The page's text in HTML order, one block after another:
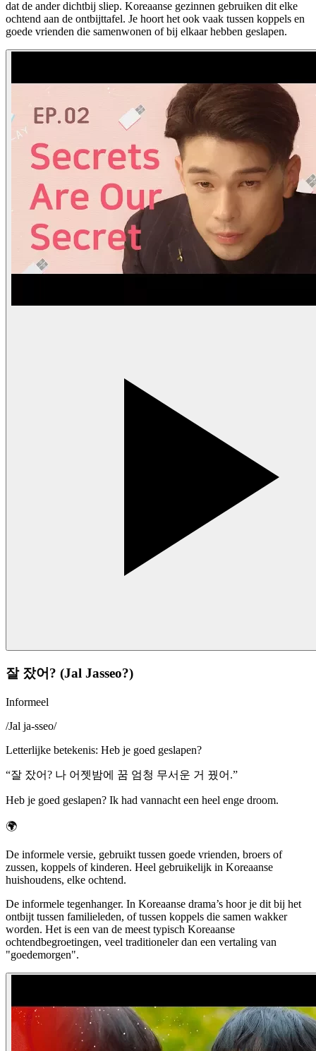
dat de ander dichtbij sliep. Koreaanse gezinnen gebruiken dit elke
ochtend aan de ontbijttafel. Je hoort het ook vaak tussen koppels en
goede vrienden die samenwonen of bij elkaar hebben geslapen.
잘 잤어? (Jal Jasseo?)
Informeel
/Jal ja-sseo/
Letterlijke betekenis: Heb je goed geslapen?
“잘 잤어? 나 어젯밤에 꿈 엄청 무서운 거 꿨어.”
Heb je goed geslapen? Ik had vannacht een heel enge droom.
🌍
De informele versie, gebruikt tussen goede vrienden, broers of
zussen, koppels of kinderen. Heel gebruikelijk in Koreaanse
huishoudens, elke ochtend.
De informele tegenhanger. In Koreaanse drama’s hoor je dit bij het
ontbijt tussen familieleden, of tussen koppels die samen wakker
worden. Het is een van de meest typisch Koreaanse
ochtendbegroetingen, veel traditioneler dan een vertaling van
"goedemorgen".